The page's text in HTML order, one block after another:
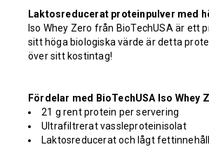
Laktosreducerat proteinpulver med
Iso Whey Zero från BioTechUSA är ett
sitt höga biologiska värde är detta
över sitt kostintag!
Fördelar med BioTechUSA Iso Whey
21 g rent protein per servering
Ultrafiltrerat vassleproteinisolat
Laktosreducerat och lågt fettinnehåll